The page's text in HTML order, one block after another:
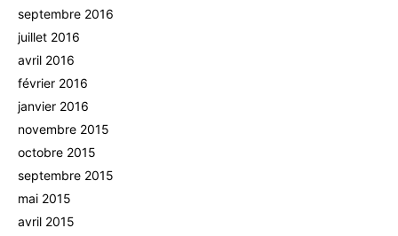
septembre 2016
juillet 2016
avril 2016
février 2016
janvier 2016
novembre 2015
octobre 2015
septembre 2015
mai 2015
avril 2015